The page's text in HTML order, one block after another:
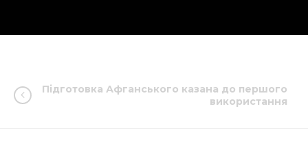
Підготовка Афганського казана до першого
використання